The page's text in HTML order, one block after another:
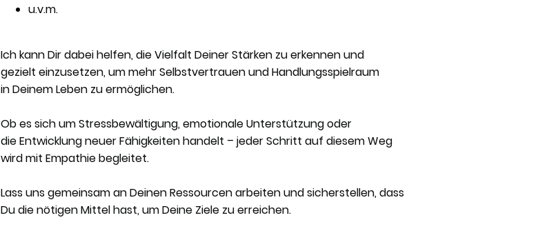
u.v.m.
Ich kann Dir dabei helfen, die Vielfalt Deiner Stärken zu erkennen und
gezielt einzusetzen, um mehr Selbstvertrauen und Handlungsspielraum
in Deinem Leben zu ermöglichen.
Ob es sich um Stressbewältigung, emotionale Unterstützung oder
die Entwicklung neuer Fähigkeiten handelt – jeder Schritt auf diesem Weg
wird mit Empathie begleitet.
Lass uns gemeinsam an Deinen Ressourcen arbeiten und sicherstellen, dass
Du die nötigen Mittel hast, um Deine Ziele zu erreichen.